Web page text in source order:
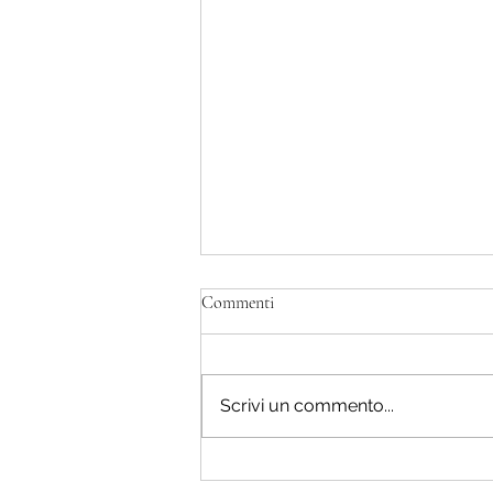
Il cammino nel bosco.
Commenti
Scrivi un commento...